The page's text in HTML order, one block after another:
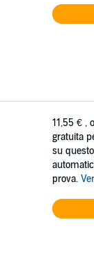
11,55 € ,
gratuita
su
prova.